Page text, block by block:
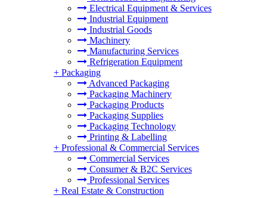
Electrical Equipment & Services
Industrial Equipment
Industrial Goods
Machinery
Manufacturing Services
Refrigeration Equipment
+ Packaging
Advanced Packaging
Packaging Machinery
Packaging Products
Packaging Supplies
Packaging Technology
Printing & Labelling
+ Professional & Commercial Services
Commercial Services
Consumer & B2C Services
Professional Services
+ Real Estate & Construction